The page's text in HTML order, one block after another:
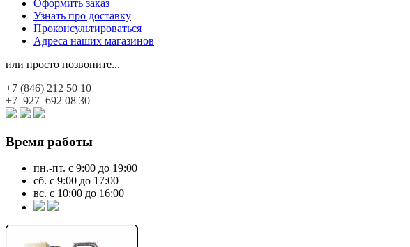
Оформить заказ
Узнать про доставку
Проконсультироваться
Адреса наших магазинов
или просто позвоните...
+7 (846) 212 50 10
+7 927 692 08 30
Время работы
пн.-пт. с 9:00 до 19:00
сб. с 9:00 до 17:00
вс. с 10:00 до 16:00